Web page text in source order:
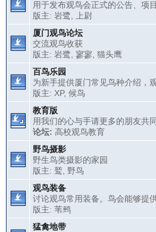
用于发布观鸟会正式的公告、项
版主: 岩鹭
上尉
厦门观鸟论坛
交流观鸟收获
版主: 岩鹭 寥寥, 猫头鹰
百鸟乐园
为新手提供厦门常见鸟种介绍，
版主: XP, 候鸟
教育版
用我们的心与手请更多的朋友共
论坛: 高校观鸟教育
野鸟摄影
野生鸟类摄影的家园
版主: 鹫, 野鸟
观鸟装备
讨论观鸟常用装备。鸟会能够提
版主: 苇鹀
猛禽地带